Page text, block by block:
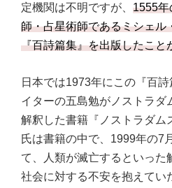
定機関は不明ですが、 1555年
師・占星術師であるミシェル
『百詩篇集』を出版したこと
日本では1973年にこの『百
イターの五島勉がノストラダ
解釈した書籍『ノストラダム
氏は書籍の中で、1999年の7
て、人類が滅亡するといった
社会に対する不安を抱えてい